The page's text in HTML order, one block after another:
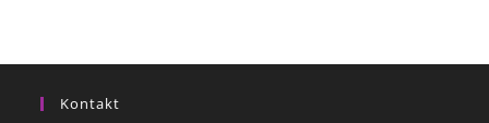
Kontakt